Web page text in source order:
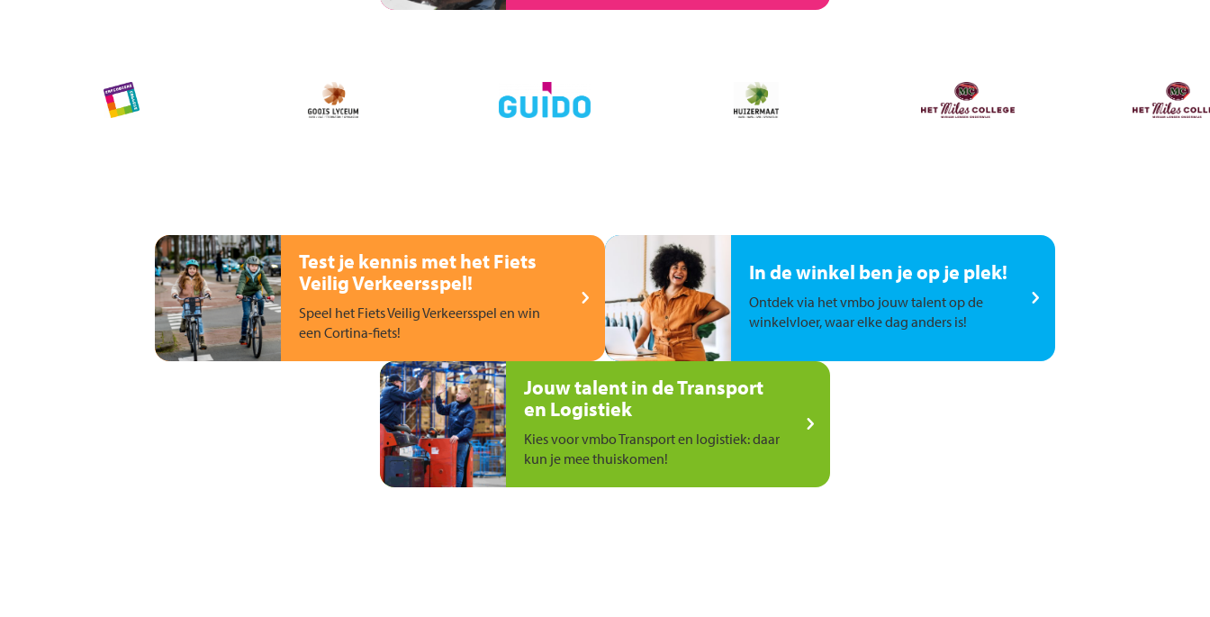
Test je kennis met het Fiets
Veilig Verkeersspel!
Speel het Fiets Veilig Verkeersspel en win
een Cortina-fiets!
In de winkel ben je op je plek!
Ontdek via het vmbo jouw talent op de
winkelvloer, waar elke dag anders is!
Jouw talent in de Transport
en Logistiek
Kies voor vmbo Transport en logistiek: daar
kun je mee thuiskomen!